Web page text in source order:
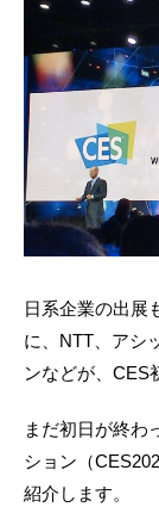
日系企業の出展
に、NTT、アシ
ンなどが、CES
まだ初日が終わ
ション（
紹介します。